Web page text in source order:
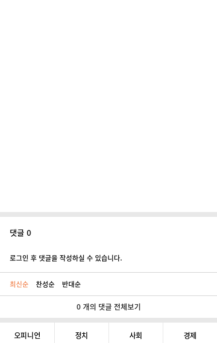
댓글 0
로그인 후 댓글을 작성하실 수 있습니다.
최신순 찬성순 반대순
0 개의 댓글 전체보기
오피니언 정치 사회 경제